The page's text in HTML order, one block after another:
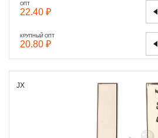
ОПТ
22.40 ₽
КРУПНЫЙ ОПТ
20.80 ₽
JX